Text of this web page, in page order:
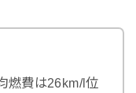
燃費は26km/l位